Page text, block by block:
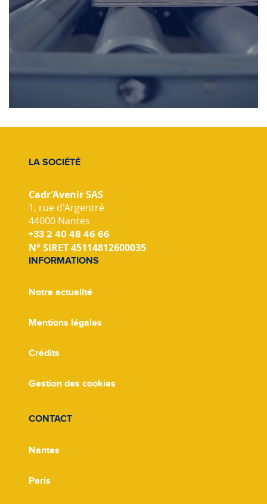
LA SOCIÉTÉ
Cadr’Avenir SAS
1, rue d'Argentré
44000 Nantes
+33 2 40 48 46 66
N° SIRET 45114812600035
INFORMATIONS
Notre actualité
Mentions légales
Crédits
Gestion des cookies
CONTACT
Nantes
Paris